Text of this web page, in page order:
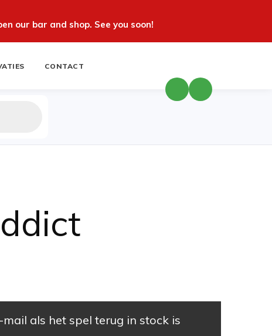
our bar and shop. See you soon!
CONTACT
als het spel terug in stock is